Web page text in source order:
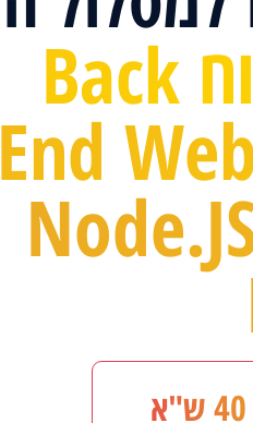
קורס פיתוח Back
End
40 ש"א